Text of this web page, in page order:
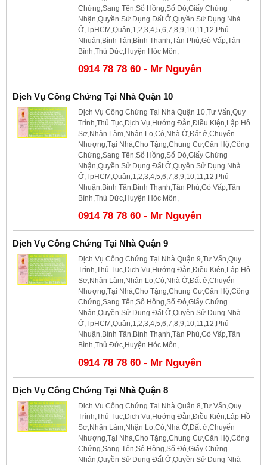
Chứng,Sang Tên,Sổ Hồng,Sổ Đỏ,Giấy Chứng
Nhận,Quyền Sử Dụng Đất Ở,Quyền Sử Dụng Nhà
Ở,TpHCM,Quận,1,2,3,4,5,6,7,8,9,10,11,12,Phú
Nhuận,Bình Tân,Bình Thạnh,Tân Phú,Gò Vấp,Tân
Bình,Thủ Đức,Huyện Hóc Môn,
0914 78 78 60 - Mr Nguyên
Dịch Vụ Công Chứng Tại Nhà Quận 10
Dịch Vụ Công Chứng Tại Nhà Quận 10,Tư Vấn,Quy
Trình,Thủ Tục,Dịch Vụ,Hướng Đẫn,Điều Kiện,Lập Hồ
Sơ,Nhận Làm,Nhận Lo,Có,Nhà Ở,Đất ở,Chuyển
Nhượng,Tại Nhà,Cho Tặng,Chung Cư,Căn Hộ,Công
Chứng,Sang Tên,Sổ Hồng,Sổ Đỏ,Giấy Chứng
Nhận,Quyền Sử Dụng Đất Ở,Quyền Sử Dụng Nhà
Ở,TpHCM,Quận,1,2,3,4,5,6,7,8,9,10,11,12,Phú
Nhuận,Bình Tân,Bình Thạnh,Tân Phú,Gò Vấp,Tân
Bình,Thủ Đức,Huyện Hóc Môn,
0914 78 78 60 - Mr Nguyên
Dịch Vụ Công Chứng Tại Nhà Quận 9
Dịch Vụ Công Chứng Tại Nhà Quận 9,Tư Vấn,Quy
Trình,Thủ Tục,Dịch Vụ,Hướng Đẫn,Điều Kiện,Lập Hồ
Sơ,Nhận Làm,Nhận Lo,Có,Nhà Ở,Đất ở,Chuyển
Nhượng,Tại Nhà,Cho Tặng,Chung Cư,Căn Hộ,Công
Chứng,Sang Tên,Sổ Hồng,Sổ Đỏ,Giấy Chứng
Nhận,Quyền Sử Dụng Đất Ở,Quyền Sử Dụng Nhà
Ở,TpHCM,Quận,1,2,3,4,5,6,7,8,9,10,11,12,Phú
Nhuận,Bình Tân,Bình Thạnh,Tân Phú,Gò Vấp,Tân
Bình,Thủ Đức,Huyện Hóc Môn,
0914 78 78 60 - Mr Nguyên
Dịch Vụ Công Chứng Tại Nhà Quận 8
Dịch Vụ Công Chứng Tại Nhà Quận 8,Tư Vấn,Quy
Trình,Thủ Tục,Dịch Vụ,Hướng Đẫn,Điều Kiện,Lập Hồ
Sơ,Nhận Làm,Nhận Lo,Có,Nhà Ở,Đất ở,Chuyển
Nhượng,Tại Nhà,Cho Tặng,Chung Cư,Căn Hộ,Công
Chứng,Sang Tên,Sổ Hồng,Sổ Đỏ,Giấy Chứng
Nhận,Quyền Sử Dụng Đất Ở,Quyền Sử Dụng Nhà